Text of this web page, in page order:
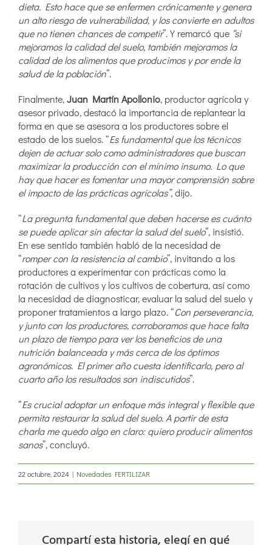
dieta. Esto hace que se enfermen crónicamente y genera
un alto riesgo de vulnerabilidad, y los convierte en adultos
que no tienen chances de competir”. Y remarcó que “si
mejoramos la calidad del suelo, también mejoramos la
calidad de los alimentos que producimos y por ende la
salud de la población”.
Finalmente,Juan Martín Apollonio, productor agrícola y
asesor privado, destacó la importancia de replantear la
forma en que se asesora a los productores sobre el
estado de los suelos. “Es fundamental que los técnicos
dejen de actuar solo como administradores que buscan
maximizar la producción con el mínimo insumo. Lo que
hay que hacer es fomentar una mayor comprensión sobre
el impacto de las prácticas agrícolas”,dijo.
“La pregunta fundamental que deben hacerse es cuánto
se puede aplicar sin afectar la salud del suelo”, insistió.
En ese sentido también habló de la necesidad de
“romper con la resistencia al cambio”, invitando a los
productores a experimentar con prácticas como la
rotación de cultivos y los cultivos de cobertura, así como
la necesidad de diagnosticar, evaluar la salud del suelo y
proponer tratamientos a largo plazo. “Con perseverancia,
y junto con los productores, corroboramos que hace falta
un plazo de tiempo para ver los beneficios de una
nutrición balanceada y más cerca de los óptimos
agronómicos. El primer año cuesta identificarlo, pero al
cuarto año los resultados son indiscutidos”.
“Es crucial adoptar un enfoque más integral y flexible que
permita restaurar la salud del suelo. A partir de esta
charla me quedo algo en claro: quiero producir alimentos
sanos”, concluyó.
22 octubre, 2024 | Novedades FERTILIZAR
Compartí esta historia, elegí en qué